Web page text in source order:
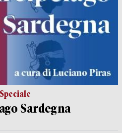
Speciale
Sardegna